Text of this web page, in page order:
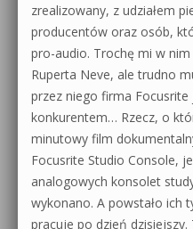
zrealizowany, z udziałem
producentów oraz osób,
pro-audio. Trochę mi w
Ruperta Neve, ale trudno
przez niego firma
konkurentem… Rzecz, o
minutowy film
Focusrite Studio Console,
analogowych konsolet
wykonano. A powstało ich
pracuje po dzień